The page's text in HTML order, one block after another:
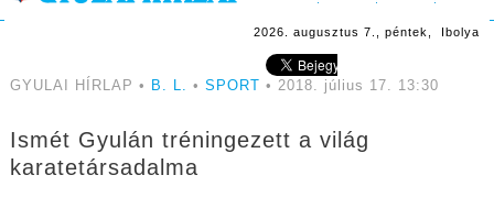
2026. augusztus 7., péntek, Ibolya
GYULAI HÍRLAP • B. L. • SPORT • 2018. július 17. 13:30
Ismét Gyulán tréningezett a világ
karatetársadalma